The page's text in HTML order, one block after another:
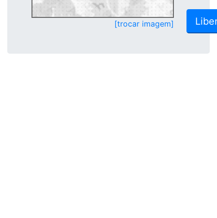
[trocar imagem]